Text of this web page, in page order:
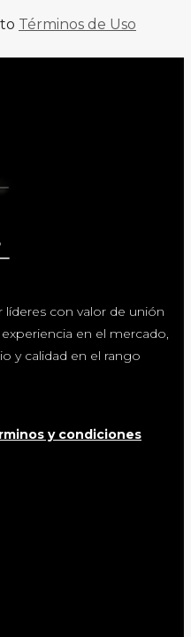
Términos de Uso
con valor de unión
en el mercado,
y calidad en el rango
y condiciones